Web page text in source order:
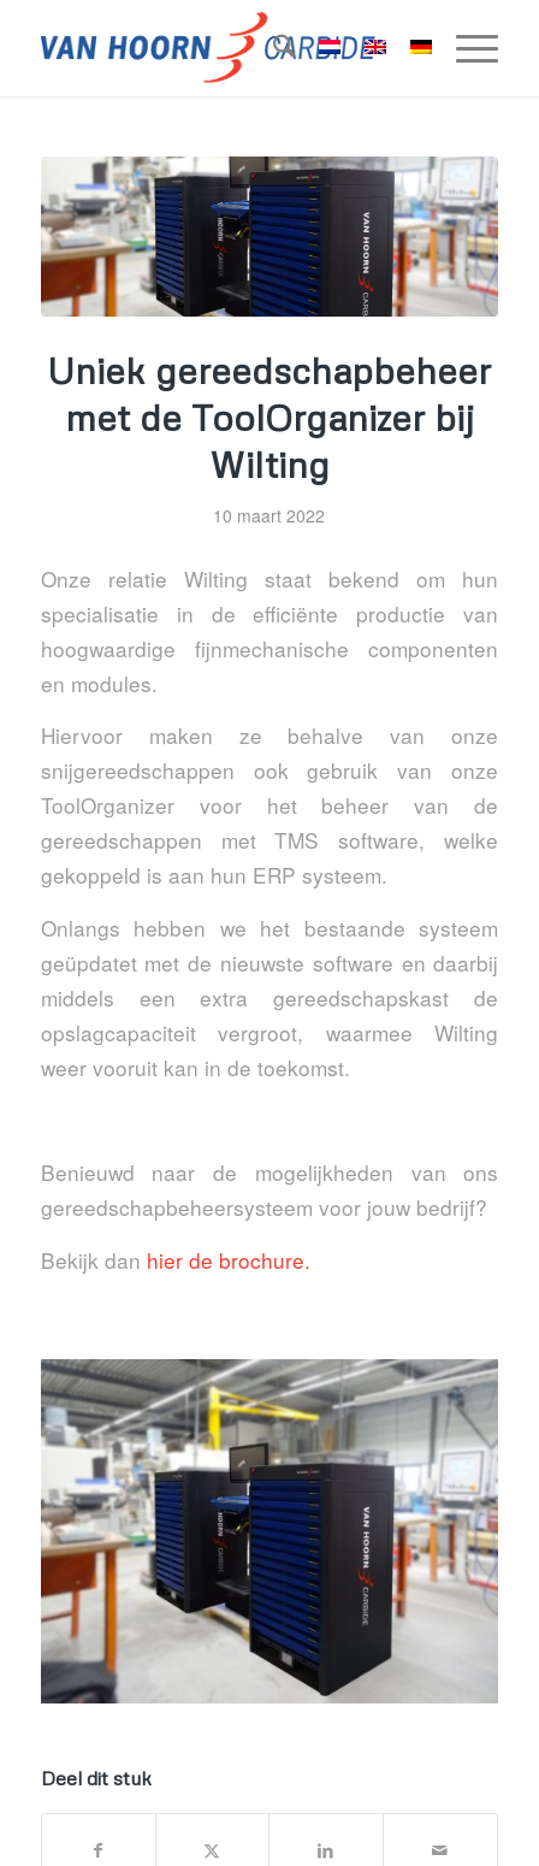
Uniek gereedschapbeheer
met de ToolOrganizer bij
Wilting
10 maart 2022
Onze relatie Wilting staat bekend om hun
specialisatie in de efficiënte productie van
hoogwaardige fijnmechanische componenten
en modules.
Hiervoor maken ze behalve van onze
snijgereedschappen ook gebruik van onze
ToolOrganizer voor het beheer van de
gereedschappen met TMS software, welke
gekoppeld is aan hun ERP systeem.
Onlangs hebben we het bestaande systeem
geüpdatet met de nieuwste software en daarbij
middels een extra gereedschapskast de
opslagcapaciteit vergroot, waarmee Wilting
weer vooruit kan in de toekomst.
Benieuwd naar de mogelijkheden van ons
gereedschapbeheersysteem voor jouw bedrijf?
Bekijk dan hier de brochure.
Deel dit stuk